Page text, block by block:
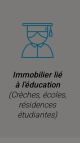
Immobilier lié
à l’éducation
(Crèches, écoles,
résidences
étudiantes)